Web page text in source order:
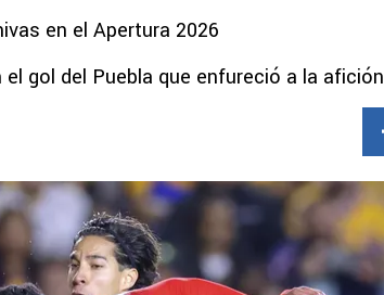
en el Apertura 2026
el gol del Puebla que enfureció a la afición